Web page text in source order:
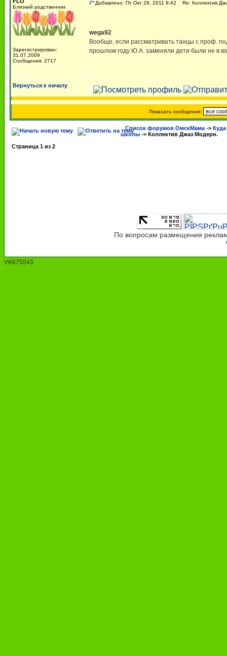
Близкий родственник
Зарегистрирован:
31.07.2009
Сообщения: 2717
Добавлено: Пт Окт 28, 2011 9:42 Re: Коллектив
wega92
Вообще, если рассматривать танцы с проф.
прошлом году Ю.А. заменяли дети были не в
Вернуться к началу
Показать сообщения:
Список форумов ОмскМама -> Куда
школы -> Коллектив Джаз Модерн.
Страница 1 из 2
По вопросам размещения
VK675543